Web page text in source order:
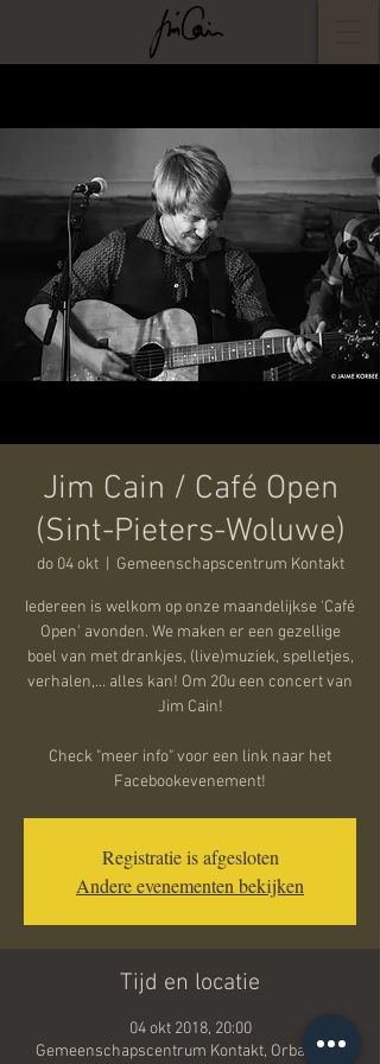
Jim Cain / Café Open
(Sint-Pieters-Woluwe)
do 04 okt
  |
Gemeenschapscentrum Kontakt
Iedereen is welkom op onze maandelijkse 'Café
Open' avonden. We maken er een gezellige
boel van met drankjes, (live)muziek, spelletjes,
verhalen,... alles kan! Om 20u een concert van
Jim Cain!
Check "meer info" voor een link naar het
Facebookevenement!
Registratie is afgesloten
Andere evenementen bekijken
Tijd en locatie
04 okt 2018, 20:00
Gemeenschapscentrum Kontakt, Orbanlaan